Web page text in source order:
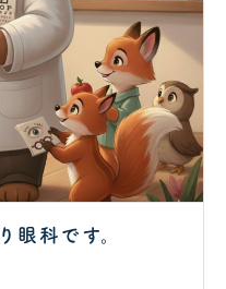
眼科です。